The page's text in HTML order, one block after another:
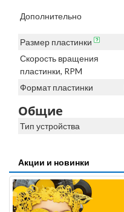
Дополнительно
Размер пластинки
Скорость вращения
пластинки, RPM
Формат пластинки
Общие
Тип устройства
Акции и новинки